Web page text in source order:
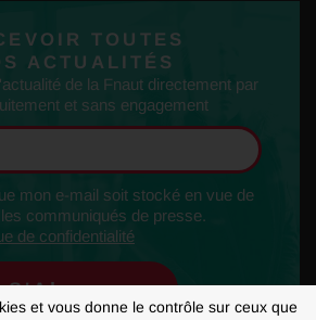
et vous donne le contrôle sur ceux que
TOUTES
ACTUALITÉS
de la Fnaut directement par
et sans engagement
mon e-mail soit stocké en vue de
communiqués de presse.
de confidentialité